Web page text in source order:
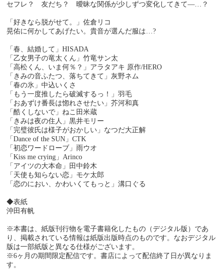
セフレ？ 友だち？ 曖昧な関係が少しずつ変化してきて―…？
「好きなら脱がせて。」佐倉リコ
晃佑に何かしてあげたい。貴音が選んだ服は…?
「春、結婚して」HISADA
「乙女男子の竜太くん」竹竜サン太
「高松くん、いま何％？」アラタアキ 原作/HERO
「きみの音ふたつ、落ちてきて」灰野ネム
「春の氷」中込いくさ
「もう一度推したら破滅するっ！」羽毛
「おあずけ番長は惚れさせたい」芥河和真
「酷くしないで」ねこ田米蔵
「きみは夜の住人」黒井モリー
「完璧彼氏は様子がおかしい」なつだ大正解
「Dance of the SUN」CTK
「初恋ワードローブ」雨ウオ
「Kiss me crying」Arinco
「アイツの大本命」田中鈴木
「天使も知らない恋」モケ太郎
「恋のにおい、かわいくてもっと」溝口ぐる
◆表紙
沖田有帆
※本書は、紙版刊行物を電子書籍化したもの（デジタル版）であ
り、掲載されている情報は紙版出版時点のものです。なおデジタル
版は一部紙版と異なる仕様がございます。
※6ヶ月の期間限定配信です。書店によって配信終了日が異なりま
す。